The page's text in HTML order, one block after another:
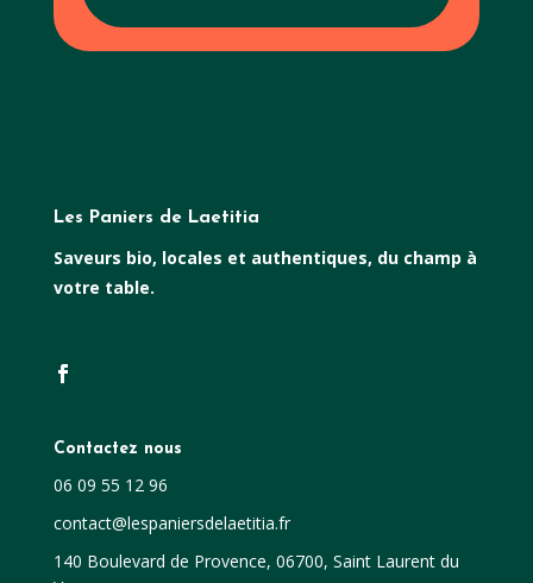
Les Paniers de Laetitia
Saveurs bio, locales et authentiques, du champ à
votre table.
Contactez nous
06 09 55 12 96
contact@lespaniersdelaetitia.fr
140 Boulevard de Provence, 06700, Saint Laurent du